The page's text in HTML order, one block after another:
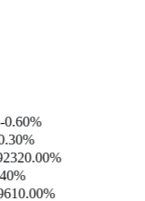
0.60%
0.00%
0.00%